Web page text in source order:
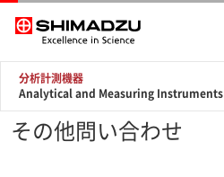
分析計測機器
Analytical and Measuring Instruments
その他問い合わせ